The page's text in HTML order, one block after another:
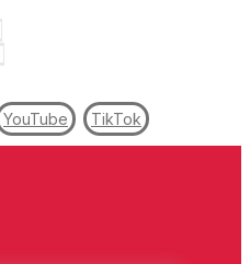
YouTube TikTok